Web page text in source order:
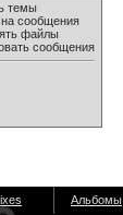
темы
на сообщения
файлы
сообщения
Альбомы